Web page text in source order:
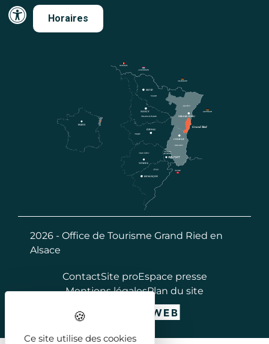
Horaires
2026 - Office de Tourisme Grand Ried en
Alsace
ContactSite proEspace presse
Mentions légalesPlan du site
Ce site utilise des cookies